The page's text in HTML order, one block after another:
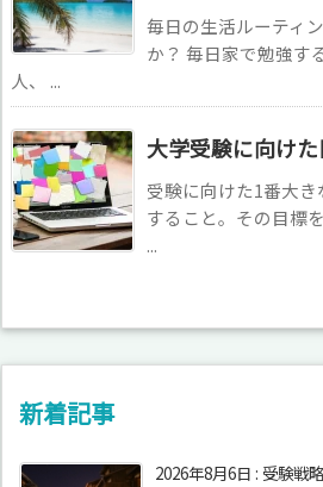
毎日の生活ルーティ
か？ 毎日家で勉強す
人、 ...
大学受験に向け
受験に向けた1番大
すること。その目標
...
新着記事
2026年8月6日 : 受験戦